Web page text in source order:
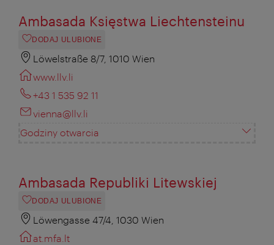
Ambasada Księstwa Liechtensteinu
DODAJ ULUBIONE
Löwelstraße 8/7, 1010 Wien
www.llv.li
+43 1 535 92 11
vienna@llv.li
Godziny otwarcia
Ambasada Republiki Litewskiej
DODAJ ULUBIONE
Löwengasse 47/4, 1030 Wien
at.mfa.lt